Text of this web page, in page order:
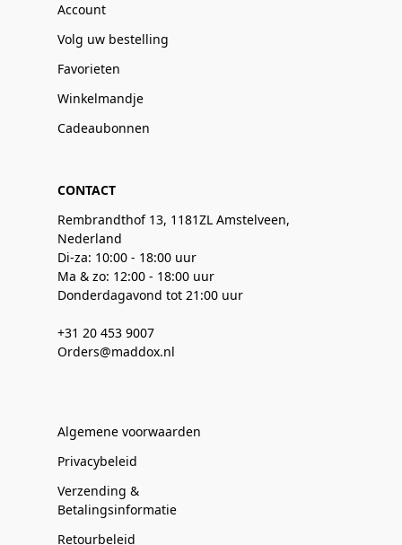
Account
Volg uw bestelling
Favorieten
Winkelmandje
Cadeaubonnen
CONTACT
Rembrandthof 13, 1181ZL Amstelveen,
Nederland
Di-za: 10:00 - 18:00 uur
Ma & zo: 12:00 - 18:00 uur
Donderdagavond tot 21:00 uur
+31 20 453 9007
Orders@maddox.nl
Algemene voorwaarden
Privacybeleid
Verzending &
Betalingsinformatie
Retourbeleid